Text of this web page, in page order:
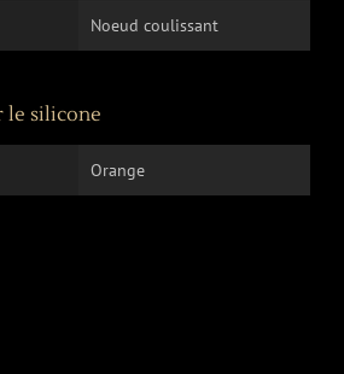
Noeud coulissant
le silicone
Orange